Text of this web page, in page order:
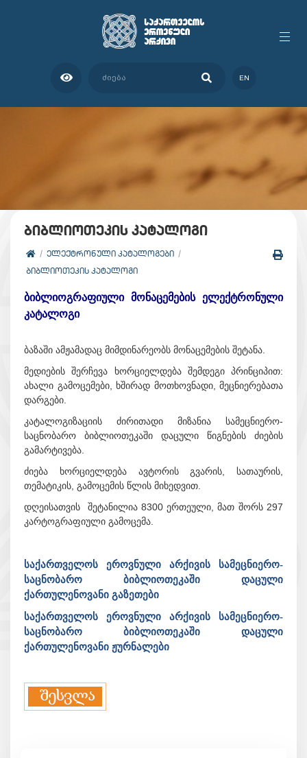
EN
ბიბლიოთეკის კატალოგი
ᲔᲚᲔᲥᲢᲠᲝᲜᲣᲚᲘ ᲙᲐᲢᲐᲚᲝᲒᲔᲑᲘ
ᲑᲘᲑᲚᲘᲝᲗᲔᲙᲘᲡ ᲙᲐᲢᲐᲚᲝᲒᲘ
ბიბლიოგრაფიული მონაცემების ელექტრონული
კატალოგი
ბაზაში ამჟამადაც მიმდინარეობს მონაცემების შეტანა.
მედიების შერჩევა ხორციელდება შემდეგი პრინციპით:
ახალი გამოცემები, ხშირად მოთხოვნადი, მეცნიერებათა
დარგები.
კატალოგიზაციის ძირითადი მიზანია სამეცნიერო-
საცნობარო ბიბლიოთეკაში დაცული წიგნების ძიების
გამარტივება.
ძიება ხორციელდება ავტორის გვარის, სათაურის,
თემატიკის, გამოცემის წლის მიხედვით.
დღეისათვის შეტანილია 8300 ერთეული, მათ შორს 297
კარტოგრაფიული გამოცემა.
საქართველოს ეროვნული არქივის სამეცნიერო-
საცნობარო ბიბლიოთეკაში დაცული
ქართულენოვანი გაზეთები
საქართველოს ეროვნული არქივის სამეცნიერო-
საცნობარო ბიბლიოთეკაში დაცული
ქართულენოვანი ჟურნალები